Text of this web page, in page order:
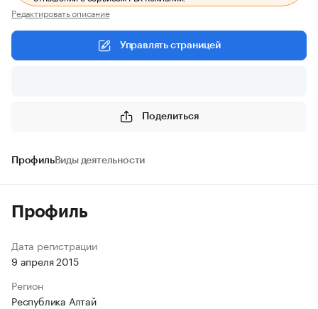
Редактировать описание
Управлять страницей
Поделиться
ПрофильВиды деятельности
Профиль
Дата регистрации
9 апреля 2015
Регион
Республика Алтай